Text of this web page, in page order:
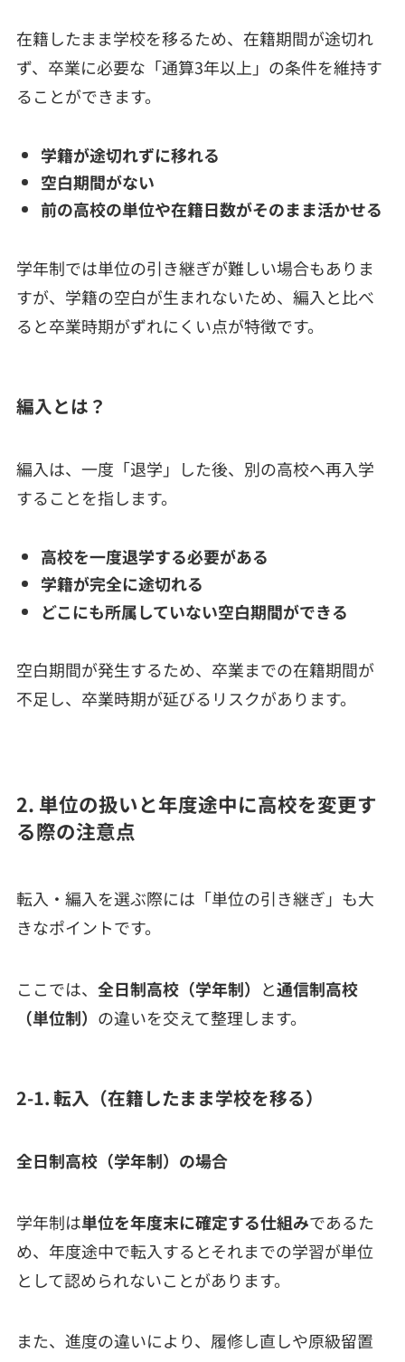
在籍したまま学校を移るため、在籍期間が途切れ
ず、卒業に必要な「通算3年以上」の条件を維持す
ることができます。
学籍が途切れずに移れる
空白期間がない
前の高校の単位や在籍日数がそのまま活かせる
学年制では単位の引き継ぎが難しい場合もありま
すが、学籍の空白が生まれないため、編入と比べ
ると卒業時期がずれにくい点が特徴です。
編入とは？
編入は、一度「退学」した後、別の高校へ再入学
することを指します。
高校を一度退学する必要がある
学籍が完全に途切れる
どこにも所属していない空白期間ができる
空白期間が発生するため、卒業までの在籍期間が
不足し、卒業時期が延びるリスクがあります。
2. 単位の扱いと年度途中に高校を変更す
る際の注意点
転入・編入を選ぶ際には「単位の引き継ぎ」も大
きなポイントです。
ここでは、 全日制高校（学年制） と通信制高校
（単位制） の違いを交えて整理します。
2-1. 転入（在籍したまま学校を移る）
全日制高校（学年制）の場合
学年制は単位を年度末に確定する仕組みであるた
め、年度途中で転入するとそれまでの学習が単位
として認められないことがあります。
また、進度の違いにより、履修し直しや原級留置